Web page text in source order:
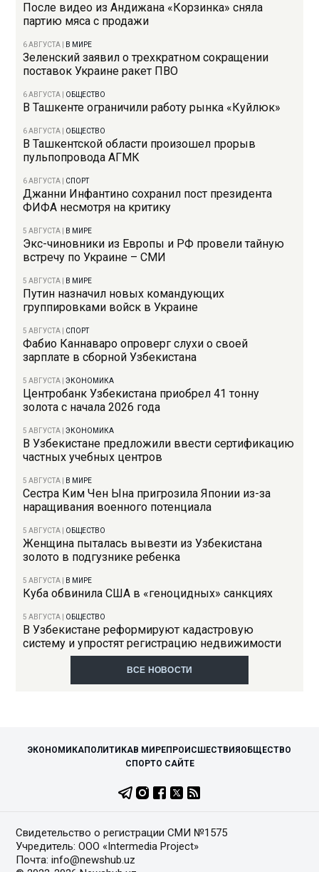
После видео из Андижана «Корзинка» сняла
партию мяса с продажи
6 АВГУСТА В МИРЕ
Зеленский заявил о трехкратном сокращении
поставок Украине ракет ПВО
6 АВГУСТА ОБЩЕСТВО
В Ташкенте ограничили работу рынка «Куйлюк»
6 АВГУСТА ОБЩЕСТВО
В Ташкентской области произошел прорыв
пульпопровода АГМК
6 АВГУСТА СПОРТ
Джанни Инфантино сохранил пост президента
ФИФА несмотря на критику
5 АВГУСТА В МИРЕ
Экс-чиновники из Европы и РФ провели тайную
встречу по Украине – СМИ
5 АВГУСТА В МИРЕ
Путин назначил новых командующих
группировками войск в Украине
5 АВГУСТА СПОРТ
Фабио Каннаваро опроверг слухи о своей
зарплате в сборной Узбекистана
5 АВГУСТА |ЭКОНОМИКА
Центробанк Узбекистана приобрел 41 тонну
золота с начала 2026 года
5 АВГУСТА |ЭКОНОМИКА
В Узбекистане предложили ввести сертификацию
частных учебных центров
5 АВГУСТА В МИРЕ
Сестра Ким Чен Ына пригрозила Японии из-за
наращивания военного потенциала
5 АВГУСТА ОБЩЕСТВО
Женщина пыталась вывезти из Узбекистана
золото в подгузнике ребенка
5 АВГУСТА В МИРЕ
Куба обвинила США в «геноцидных» санкциях
5 АВГУСТА ОБЩЕСТВО
В Узбекистане реформируют кадастровую
систему и упростят регистрацию недвижимости
ВСЕ НОВОСТИ
ЭКОНОМИКАПОЛИТИКАВ МИРЕПРОИСШЕСТВИЯ ОБЩЕСТВО
СПОРТО САЙТЕ
Свидетельство о регистрации СМИ №1575
Учредитель: ООО «Intermedia Project»
Почта: info@newshub.uz